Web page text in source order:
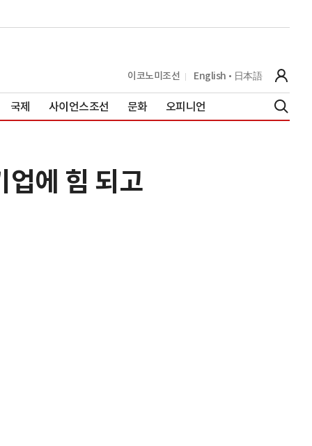
이코노미조선 English 日本語
국제 사이언스조선 문화 오피니언
에 힘 되고